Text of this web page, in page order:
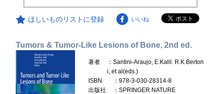
ほしいものリストに登録 いいね
Tumors & Tumor-Like Lesions of Bone, 2nd ed.
著者
：Santini-Araujo, E.Kalil. R.K.Berton
i, et al(eds.)
ISBN
：978-3-030-28314-8
出版社
：SPRINGER NATURE